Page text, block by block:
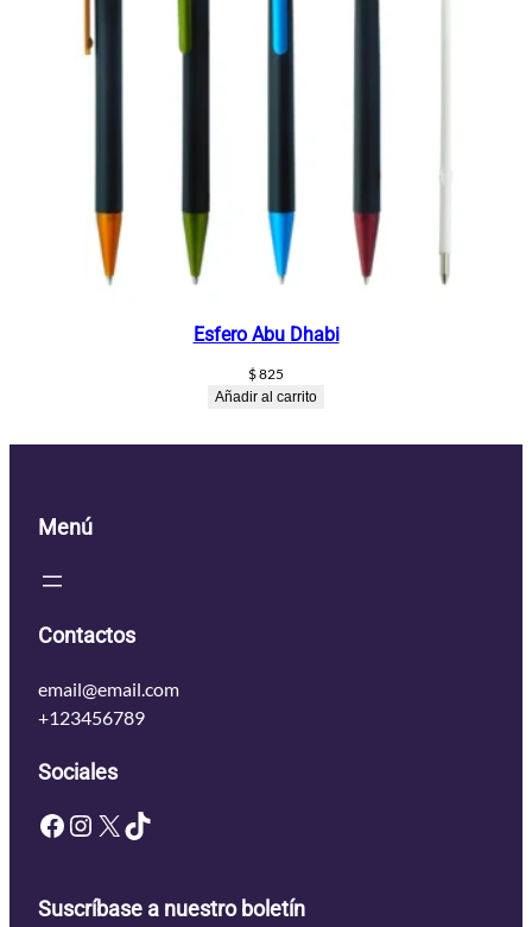
Esfero Abu Dhabi
$825
Añadir al carrito
Menú
Contactos
email@email.com
+123456789
Sociales
Facebook Instagram X TikTok
Suscríbase a nuestro boletín